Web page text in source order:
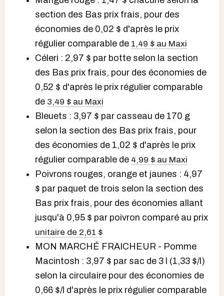
section des Bas prix frais, pour des
économies de 0,02 $ d'après le prix
régulier comparable de 1,49 $ au Maxi
Céleri : 2,97 $ par botte selon la section
des Bas prix frais, pour des économies de
0,52 $ d'après le prix régulier comparable
de 3,49 $ au Maxi
Bleuets : 3,97 $ par casseau de 170 g
selon la section des Bas prix frais, pour
des économies de 1,02 $ d'après le prix
régulier comparable de 4,99 $ au Maxi
Poivrons rouges, orange et jaunes : 4,97
$ par paquet de trois selon la section des
Bas prix frais, pour des économies allant
jusqu'à 0,95 $ par poivron comparé au prix
unitaire de 2,61 $
MON MARCHÉ FRAICHEUR - Pomme
Macintosh : 3,97 $ par sac de 3 l (1,33 $/l)
selon la circulaire pour des économies de
0,66 $/l d'après le prix régulier comparable